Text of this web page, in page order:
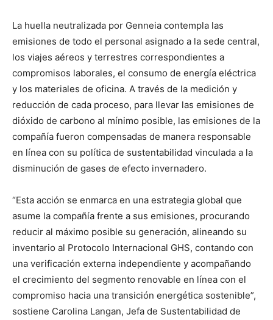
La huella neutralizada por Genneia contempla las
emisiones de todo el personal asignado a la sede central,
los viajes aéreos y terrestres correspondientes a
compromisos laborales, el consumo de energía eléctrica
y los materiales de oficina. A través de la medición y
reducción de cada proceso, para llevar las emisiones de
dióxido de carbono al mínimo posible, las emisiones de la
compañía fueron compensadas de manera responsable
en línea con su política de sustentabilidad vinculada a la
disminución de gases de efecto invernadero.
“Esta acción se enmarca en una estrategia global que
asume la compañía frente a sus emisiones, procurando
reducir al máximo posible su generación, alineando su
inventario al Protocolo Internacional GHS, contando con
una verificación externa independiente y acompañando
el crecimiento del segmento renovable en línea con el
compromiso hacia una transición energética sostenible”,
sostiene Carolina Langan, Jefa de Sustentabilidad de